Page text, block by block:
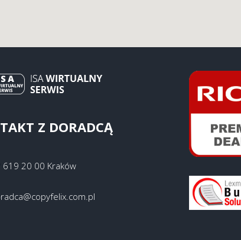
Z DORADCĄ
619 20 00 Kraków